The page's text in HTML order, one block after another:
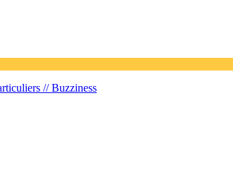
//Buzziness